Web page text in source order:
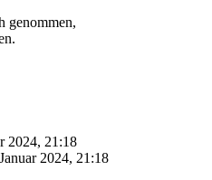
genommen,
2024, 21:18
2024, 21:18